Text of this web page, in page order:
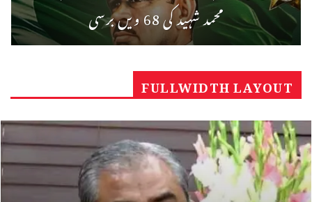
محمد شہید کی 68 ویں برسی
FULLWIDTH LAYOUT